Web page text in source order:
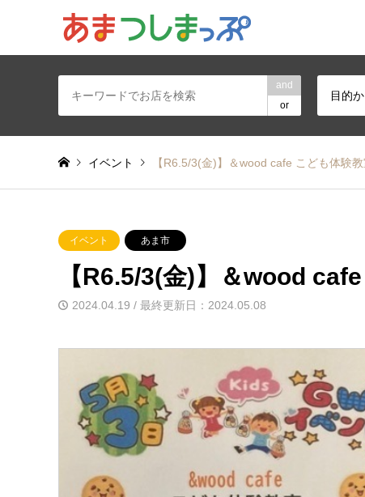
and
or
目的
イベント 【R6.5/3(金)】＆wood cafe こども体験
イベント あま市
【R6.5/3(金)】＆wood
2024.04.19 / 最終更新日：2024.05.08